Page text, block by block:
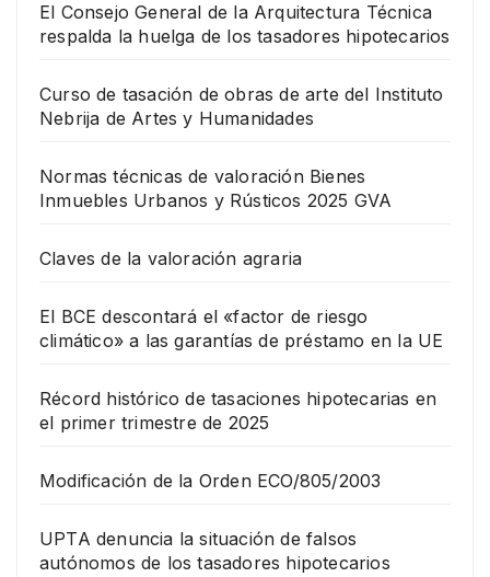
El Consejo General de la Arquitectura Técnica
respalda la huelga de los tasadores hipotecarios
Curso de tasación de obras de arte del Instituto
Nebrija de Artes y Humanidades
Normas técnicas de valoración Bienes
Inmuebles Urbanos y Rústicos 2025 GVA
Claves de la valoración agraria
El BCE descontará el «factor de riesgo
climático» a las garantías de préstamo en la UE
Récord histórico de tasaciones hipotecarias en
el primer trimestre de 2025
Modificación de la Orden ECO/805/2003
UPTA denuncia la situación de falsos
autónomos de los tasadores hipotecarios